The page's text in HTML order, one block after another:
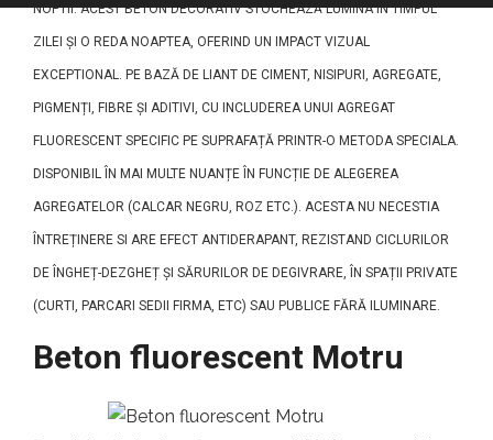
NOPTII. ACEST BETON DECORATIV STOCHEAZĂ LUMINA ÎN TIMPUL
ZILEI ȘI O REDA NOAPTEA, OFERIND UN IMPACT VIZUAL
EXCEPTIONAL. PE BAZĂ DE LIANT DE CIMENT, NISIPURI, AGREGATE,
PIGMENȚI, FIBRE ȘI ADITIVI, CU INCLUDEREA UNUI AGREGAT
FLUORESCENT SPECIFIC PE SUPRAFAȚĂ PRINTR-O METODA SPECIALA.
DISPONIBIL ÎN MAI MULTE NUANȚE ÎN FUNCȚIE DE ALEGEREA
AGREGATELOR (CALCAR NEGRU, ROZ ETC.). ACESTA NU NECESTIA
ÎNTREȚINERE SI ARE EFECT ANTIDERAPANT, REZISTAND CICLURILOR
DE ÎNGHEȚ-DEZGHEȚ ȘI SĂRURILOR DE DEGIVRARE, ÎN SPAȚII PRIVATE
(CURTI, PARCARI SEDII FIRMA, ETC) SAU PUBLICE FĂRĂ ILUMINARE.
Beton fluorescent Motru